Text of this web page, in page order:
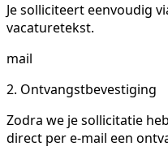
Je solliciteert eenvoudig
vacaturetekst.
mail
2. Ontvangstbevestiging
Zodra we je sollicitatie
direct per e-mail een